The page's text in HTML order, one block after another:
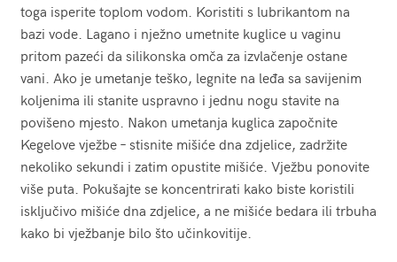
toga isperite toplom vodom. Koristiti s lubrikantom na
bazi vode. Lagano i nježno umetnite kuglice u vaginu
pritom pazeći da silikonska omča za izvlačenje ostane
vani. Ako je umetanje teško, legnite na leđa sa savijenim
koljenima ili stanite uspravno i jednu nogu stavite na
povišeno mjesto. Nakon umetanja kuglica započnite
Kegelove vježbe – stisnite mišiće dna zdjelice, zadržite
nekoliko sekundi i zatim opustite mišiće. Vježbu ponovite
više puta. Pokušajte se koncentrirati kako biste koristili
isključivo mišiće dna zdjelice, a ne mišiće bedara ili trbuha
kako bi vježbanje bilo što učinkovitije.